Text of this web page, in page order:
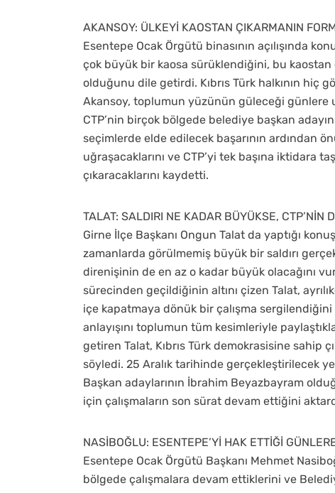
AKANSOY: ÜLKEYİ KAOSTAN ÇIKARMANIN
Esentepe Ocak Örgütü binasının açılışında
çok büyük bir kaosa sürüklendiğini, bu kaostan
olduğunu dile getirdi. Kıbrıs Türk halkının
Akansoy, toplumun yüzünün güleceği günlere
CTP’nin birçok bölgede belediye başkan
seçimlerde elde edilecek başarının ardından
uğraşacaklarını ve CTP’yi tek başına iktidara
çıkaracaklarını kaydetti.
TALAT: SALDIRI NE KADAR BÜYÜKSE, CTP’NİN
Girne İlçe Başkanı Ongun Talat da yaptığı
zamanlarda görülmemiş büyük bir saldırı
direnişinin de en az o kadar büyük olacağını
sürecinden geçildiğinin altını çizen Talat,
içe kapatmaya dönük bir çalışma
anlayışını toplumun tüm kesimleriyle
getiren Talat, Kıbrıs Türk demokrasisine sahip
söyledi. 25 Aralık tarihinde gerçekleştirilecek
Başkan adaylarının İbrahim Beyazbayram
için çalışmaların son sürat devam ettiğini
NASİBOĞLU: ESENTEPE’Yİ HAK ETTİĞİ
Esentepe Ocak Örgütü Başkanı Mehmet
bölgede çalışmalara devam ettiklerini ve